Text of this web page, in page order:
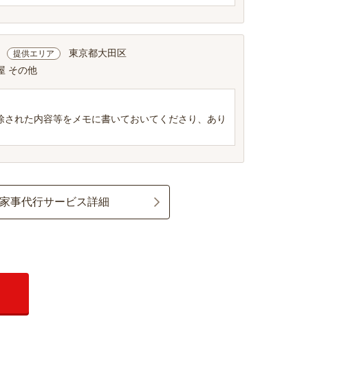
提供エリア 東京都大田区
その他
れた内容等をメモに書いておいてくださり、あり
事代行サービス詳細